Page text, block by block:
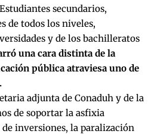
secundarios,
de todos los niveles,
y de los bachilleratos
una cara distinta de la
pública atraviesa uno de
adjunta de Conaduh y de la
de soportar la asfixia
inversiones, la paralización